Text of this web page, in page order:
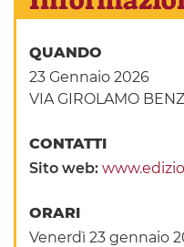
QUANDO
23 Gennaio 2026
VIA GIROLAMO
CONTATTI
Sito web:
ORARI
Venerdì 23 gennaio